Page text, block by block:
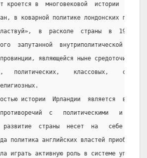
кроется в  многовековой  истории
в коварной политике лондонских
в  расколе  страны  в  1921
запутанной  внутриполитической  и
являющейся ныне средоточием
политических,    классовых,
истории  Ирландии  является  весьма
противоречий  с   политическими   и
развитие  страны  несет  на   себе
политика английских властей приобрела
играть активную роль в системе